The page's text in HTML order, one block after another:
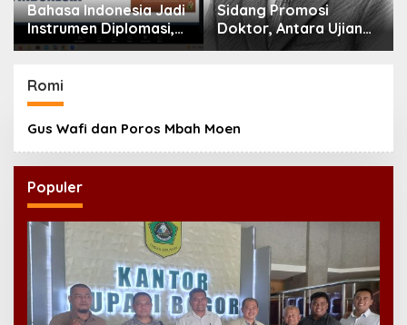
Sidang Promosi
Doktor, Antara Ujian
Ilmiah dan Pesta
Gus Kikin: Qanun Asasi
Menjadi Rujukan
Tertinggi NU,
Romi
Gus Wafi dan Poros Mbah Moen
Populer